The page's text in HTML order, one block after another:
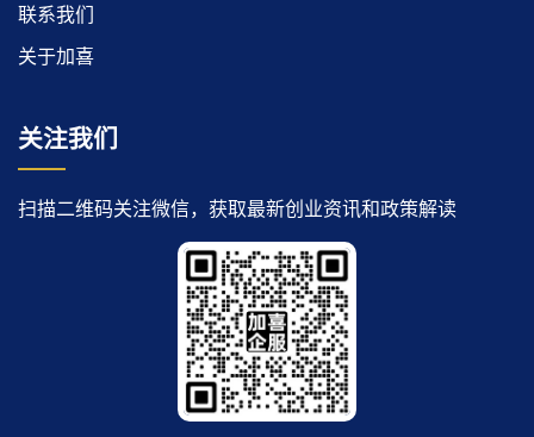
联系我们
关于加喜
关注我们
扫描二维码关注微信，获取最新创业资讯和政策解读